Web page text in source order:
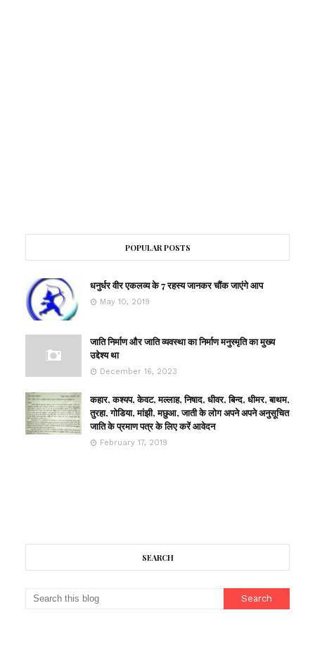
POPULAR POSTS
धनुर्धर वीर एकलव्य के 7 रहस्य जानकर चौंक जाएंगे आप
May 10, 2019
जाति निर्माण और जाति व्यवस्था का निर्माण मनुस्मृति का मुख्य
उद्देश्य था
December 16, 2023
कहार, कश्यप, केवट, मल्लाह, निषाद, धीवर, बिन्द, धीमर, बाथम,
तुरहा, गोडिया, मांझी, मछुआ, जाती के लोग अपने अपने अनुसूचित
जाति के प्रमाण पत्र के लिए करें आवेदन
February 17, 2019
SEARCH